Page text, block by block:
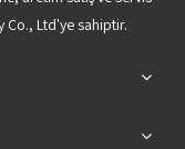
Co., Ltd'ye sahiptir.